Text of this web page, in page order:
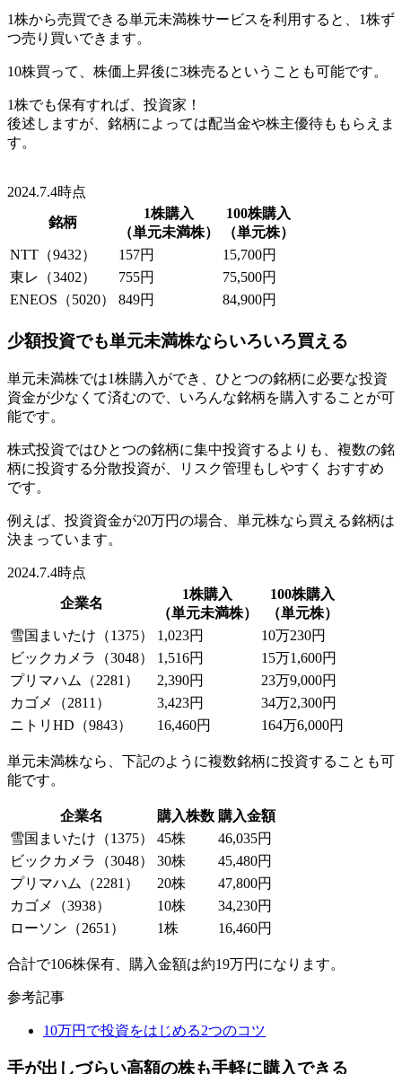
1株から売買できる単元未満株サービスを利用すると、 1株ず
つ売り買いできます。
10株買って、株価上昇後に3株売るということも可能です。
1株でも保有すれば、投資家！
後述しますが、銘柄によっては配当金や株主優待ももらえま
す。
2024.7.4時点
銘柄
1株購入
（単元未満株）
100株購入
（単元株）
NTT （9432） 157円
15,700円
東レ
（3402） 755円
75,500円
ENEOS （5020） 849円 84,900円
少額投資でも単元未満株ならいろいろ買える
単元未満株では1株購入ができ、ひとつの銘柄に必要な投資
資金が少なくて済むので、 いろんな銘柄を購入することが可
能です。
株式投資ではひとつの銘柄に集中投資するよりも、複数の銘
柄に投資する分散投資が、リスク管理もしやすく おすすめ
です。
例えば、投資資金が20万円の場合、単元株なら買える銘柄は
決まっています。
2024.7.4時点
企業名
1株購入
（単元未満株）
100株購入
（単元株）
雪国まいたけ （1375） 1,023円
10万230円
ビックカメラ
（3048） 1,516円
15万1,600円
プリマハム
（2281） 2,390円
23万9,000円
カゴメ
（2811） 3,423円
34万2,300円
ニトリHD （9843） 16,460円 164万6,000円
単元未満株なら、下記のように複数銘柄に投資することも可
能です。
企業名 購入株数 購入金額
雪国まいたけ（1375）
45株
46,035円
ビックカメラ（3048）
30株
45,480円
プリマハム（2281）
20株
47,800円
カゴメ（3938）
10株
34,230円
ローソン（2651）
1株 16,460円
合計で106株保有、購入金額は約19万円になります。
参考記事
10万円で投資をはじめる2つのコツ
手が出しづらい高額の株も手軽に購入できる